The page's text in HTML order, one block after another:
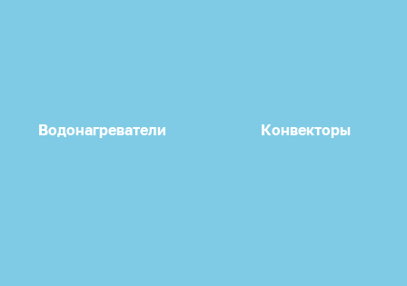
Водонагреватели Конвекторы